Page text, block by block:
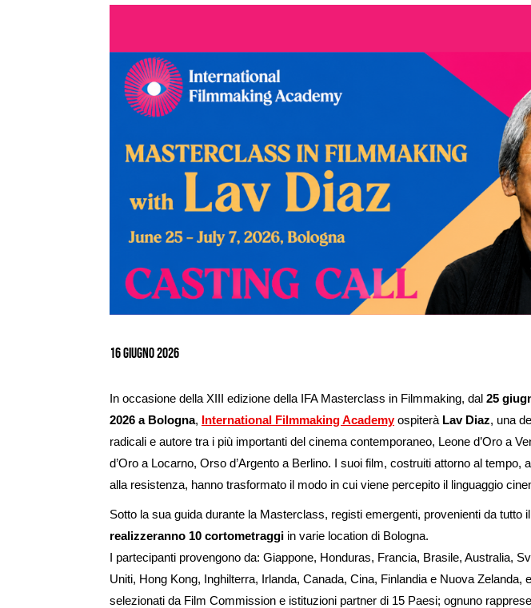
16 Giugno 2026
In occasione della XIII edizione della IFA Masterclass in Filmmaking, dal 25
2026 a Bologna, International Filmmaking Academy ospiterà Lav Diaz, una
radicali e autore tra i più importanti del cinema contemporaneo, Leone d’Oro a
d’Oro a Locarno, Orso d’Argento a Berlino. I suoi film, costruiti attorno al tempo,
alla resistenza, hanno trasformato il modo in cui viene percepito il linguaggio
Sotto la sua guida durante la Masterclass, registi emergenti, provenienti da tutto
realizzeranno 10 cortometraggi in varie location di Bologna.
I partecipanti provengono da: Giappone, Honduras, Francia, Brasile, Australia,
Uniti, Hong Kong, Inghilterra, Irlanda, Canada, Cina, Finlandia e Nuova Zelanda,
selezionati da Film Commission e istituzioni partner di 15 Paesi; ognuno